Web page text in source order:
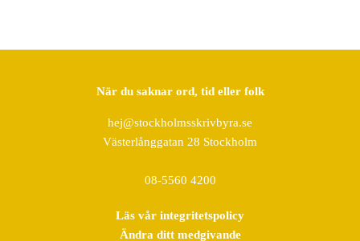
När du saknar ord, tid eller folk
hej@stockholmsskrivbyra.se
Västerlånggatan 28 Stockholm
08-5560 4200
Läs vår integritetspolicy
Ändra ditt medgivande